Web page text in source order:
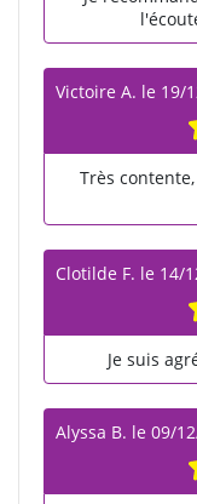
Victoire A. le 19/
Très
Clotilde F. le 14/
Je suis
Alyssa B. le 09/